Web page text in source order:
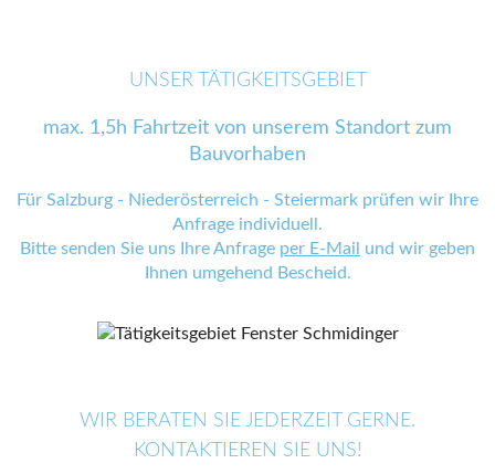
UNSER TÄTIGKEITSGEBIET
max. 1,5h Fahrtzeit von unserem Standort zum
Bauvorhaben
Für Salzburg - Niederösterreich - Steiermark prüfen wir Ihre
Anfrage individuell.
Bitte senden Sie uns Ihre Anfrage per E-Mail
und wir geben
Ihnen umgehend Bescheid.
WIR BERATEN SIE JEDERZEIT GERNE.
KONTAKTIEREN SIE UNS!